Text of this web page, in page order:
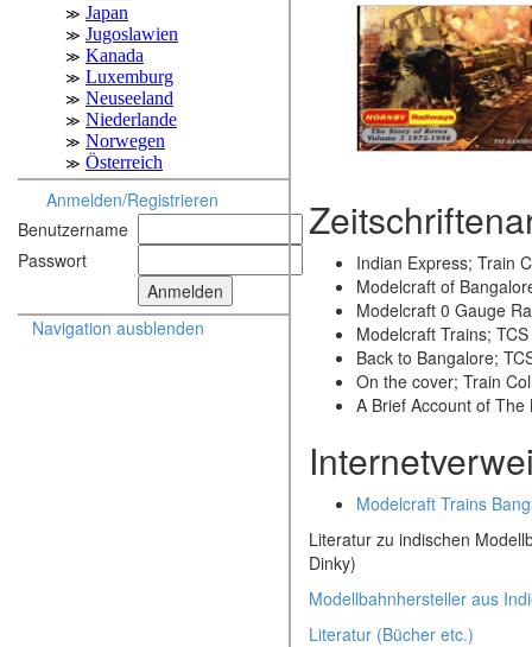
Anmelden/Registrieren
Benutzername
Passwort
Navigation ausblenden
Indian Express; Train
Modelcraft of
Modelcraft 0 Gauge
Modelcraft Trains;
Back to Bangalore;
On the cover; Train
A Brief Account of
Modelcraft Trains
Literatur zu indischen
Dinky)
Modellbahnhersteller aus
Literatur (Bücher etc.)